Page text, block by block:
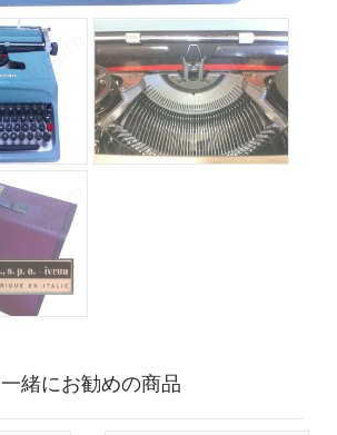
一緒にお勧めの商品